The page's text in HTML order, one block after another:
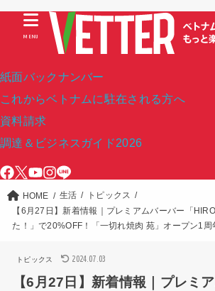
紙面バックナンバー
これからベトナムに駐在される方へ
資料請求
調達＆ビジネスガイド2026
MENU
HOME 生活
トピックス
【6月27日】新着情報｜プレミアムバーバー「
た！」で20%OFF！「一切れ焼肉 苑」オープン1
トピックス 2024.07.03
【6月27日】新着情報｜プレミ